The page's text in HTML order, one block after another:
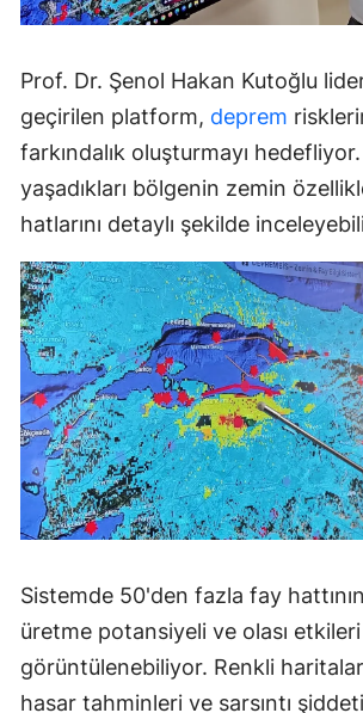
Prof. Dr. Şenol Hakan Kutoğlu
geçirilen platform, deprem
farkındalık oluşturmayı
yaşadıkları bölgenin zemin
hatlarını detaylı şekilde
Sistemde 50'den fazla fay
üretme potansiyeli ve olası etkileri
görüntülenebiliyor. Renkli
hasar tahminleri ve sarsıntı